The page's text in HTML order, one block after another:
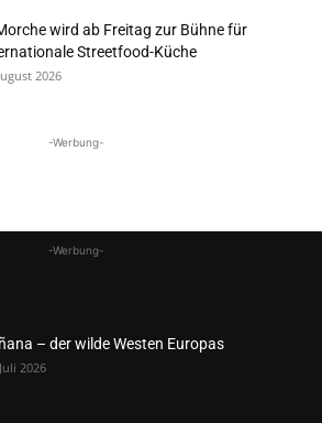
wird ab Freitag zur Bühne für
Streetfood-Küche
2026
-Werbung-
-Werbung-
– der wilde Westen Europas
2026